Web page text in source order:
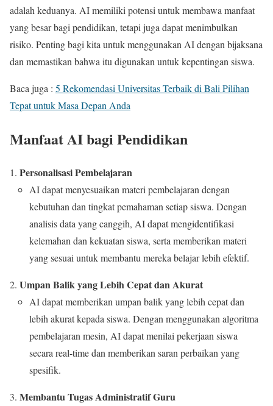
adalah keduanya. AI memiliki potensi untuk membawa manfaat
yang besar bagi pendidikan, tetapi juga dapat menimbulkan
risiko. Penting bagi kita untuk menggunakan AI dengan bijaksana
dan memastikan bahwa itu digunakan untuk kepentingan siswa.
Baca juga : 5 Rekomendasi Universitas Terbaik di Bali Pilihan
Tepat untuk Masa Depan Anda
Manfaat AI bagi Pendidikan
Personalisasi Pembelajaran
AI dapat menyesuaikan materi pembelajaran dengan
kebutuhan dan tingkat pemahaman setiap siswa. Dengan
analisis data yang canggih, AI dapat mengidentifikasi
kelemahan dan kekuatan siswa, serta memberikan materi
yang sesuai untuk membantu mereka belajar lebih efektif.
Umpan Balik yang Lebih Cepat dan Akurat
AI dapat memberikan umpan balik yang lebih cepat dan
lebih akurat kepada siswa. Dengan menggunakan algoritma
pembelajaran mesin, AI dapat menilai pekerjaan siswa
secara real-time dan memberikan saran perbaikan yang
spesifik.
Membantu Tugas Administratif Guru